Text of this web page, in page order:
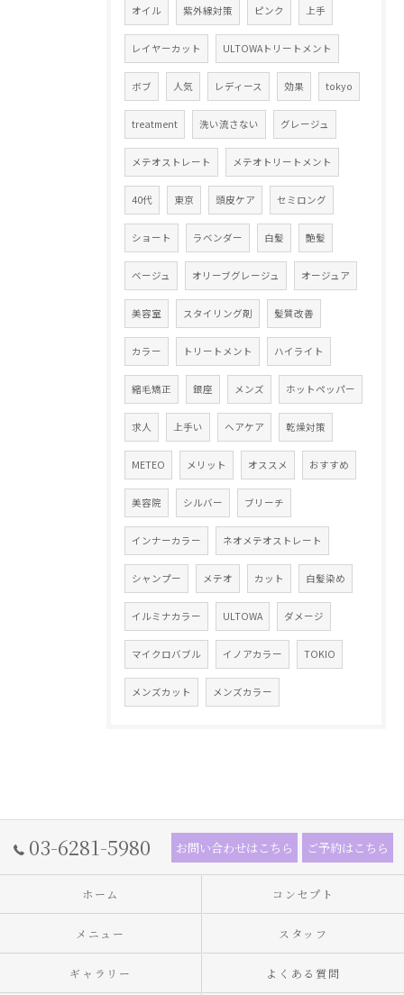
オイル 紫外線対策 ピンク 上手
レイヤーカット ULTOWAトリートメント
ボブ 人気 レディース 効果 tokyo
treatment 洗い流さない グレージュ
メテオストレート メテオトリートメント
40代 東京 頭皮ケア セミロング
ショート ラベンダー 白髪 艶髪
ベージュ オリーブグレージュ オージュア
美容室 スタイリング剤 髪質改善
カラー トリートメント ハイライト
縮毛矯正 銀座 メンズ ホットペッパー
求人 上手い ヘアケア 乾燥対策
METEO メリット オススメ おすすめ
美容院 シルバー ブリーチ
インナーカラー ネオメテオストレート
シャンプー メテオ カット 白髪染め
イルミナカラー ULTOWA ダメージ
マイクロバブル イノアカラー TOKIO
メンズカット メンズカラー
03-6281-5980 お問い合わせはこちら ご予約はこちら
ホーム コンセプト
メニュー スタッフ
ギャラリー よくある質問